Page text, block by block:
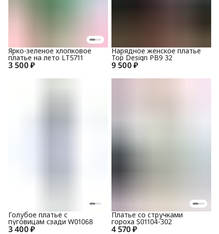
3 500 ₽
Ярко-зеленое хлопковое
платье на лето LT5711
9 500 ₽
Нарядное женское платье
Top Design PB9 32
3 400 ₽
Голубое платье с
пуговицам сзади W01068
4 570 ₽
Платье со стручками
гороха S01104-302